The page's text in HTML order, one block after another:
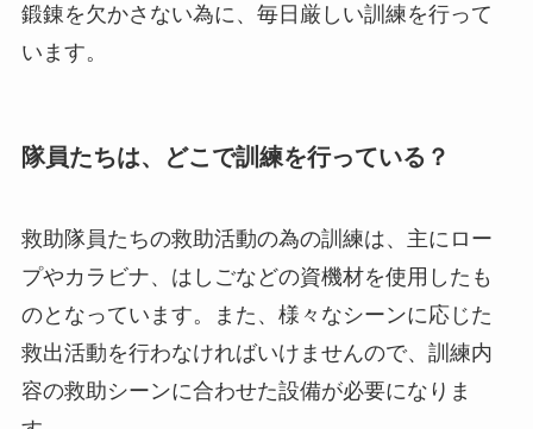
鍛錬を欠かさない為に、毎日厳しい訓練を行って
います。
隊員たちは、どこで訓練を行っている？
救助隊員たちの救助活動の為の訓練は、主にロー
プやカラビナ、はしごなどの資機材を使用したも
のとなっています。また、様々なシーンに応じた
救出活動を行わなければいけませんので、訓練内
容の救助シーンに合わせた設備が必要になりま